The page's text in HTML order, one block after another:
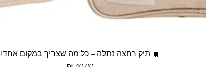
תצוגה מהירה
🧳 תיק רחצה נתלה – כל מה שצריך במקום אחד!